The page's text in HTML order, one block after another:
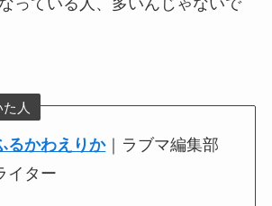
人
るかわえりか｜ラブマ編集部
イター